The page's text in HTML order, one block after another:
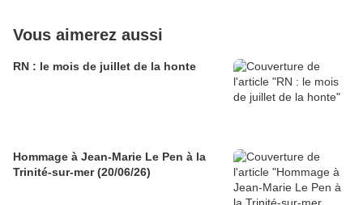
Vous aimerez aussi
RN : le mois de juillet de la honte
Hommage à Jean-Marie Le Pen à la
Trinité-sur-mer (20/06/26)